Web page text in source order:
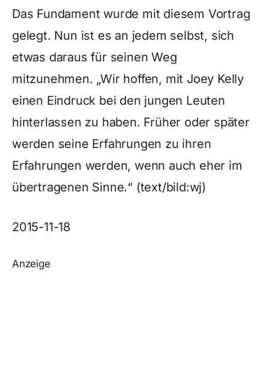
Das Fundament wurde mit diesem Vortrag
gelegt. Nun ist es an jedem selbst, sich
etwas daraus für seinen Weg
mitzunehmen. „Wir hoffen, mit Joey Kelly
einen Eindruck bei den jungen Leuten
hinterlassen zu haben. Früher oder später
werden seine Erfahrungen zu ihren
Erfahrungen werden, wenn auch eher im
übertragenen Sinne.“ (text/bild:wj)
2015-11-18
Anzeige